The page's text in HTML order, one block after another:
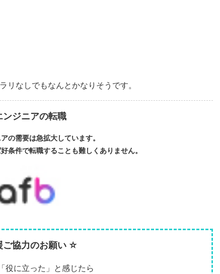
リなしでもなんとかなりそうです。
ンジニアの転職
の需要は急拡大しています。
条件で転職することも難しくありません。
協力のお願い ☆
役に立った」と感じたら